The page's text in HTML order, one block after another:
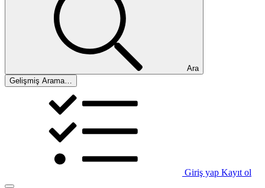
Ara
Gelişmiş Arama…
Giriş yap Kayıt ol